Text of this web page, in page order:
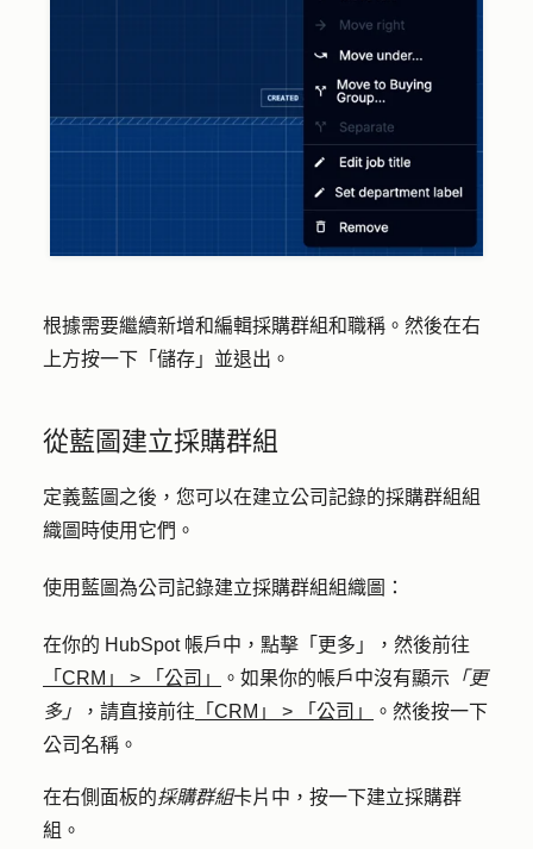
根據需要繼續新增和編輯採購群組和職稱。然後在右
上方按一下 「儲存」並退出 。
從藍圖建立採購群組
定義藍圖之後，您可以在建立公司記錄的採購群組組
織圖時使用它們。
使用藍圖為公司記錄建立採購群組組織圖：
在你的 HubSpot 帳戶中，點擊 「更多」
，然後前往
「CRM」
> 「公司」 。如果你的帳戶中沒有顯示 「更
多」
，請直接前往 「CRM」 > 「公司」
。然後按一下
公司名稱 。
在右側面板的採購群組卡片中，按一下建立採購群
組 。